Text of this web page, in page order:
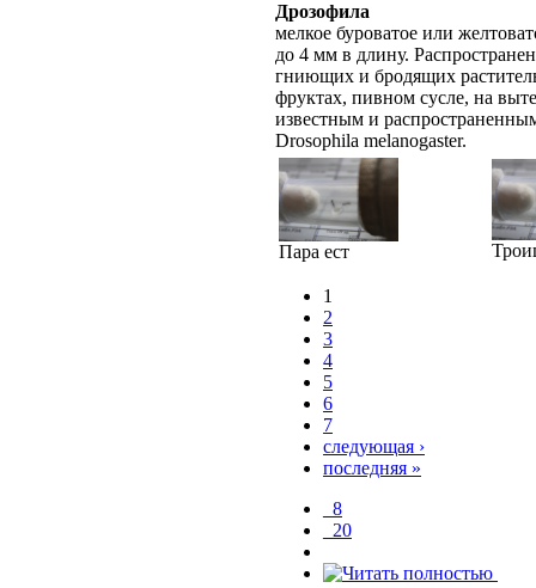
Дрозофила
мелкое буроватое или
до 4 мм в длину.
гниющих и бродящих
фруктах, пивном сусле, на
известным и
Drosophila melanogaster.
Пара ест
1
2
3
4
5
6
7
следующая ›
последняя »
_8
_20